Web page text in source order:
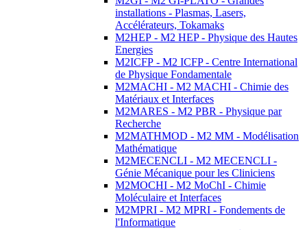
installations - Plasmas, Lasers,
Accélérateurs, Tokamaks
M2HEP - M2 HEP - Physique des Hautes
Energies
M2ICFP - M2 ICFP - Centre International
de Physique Fondamentale
M2MACHI - M2 MACHI - Chimie des
Matériaux et Interfaces
M2MARES - M2 PBR - Physique par
Recherche
M2MATHMOD - M2 MM - Modélisation
Mathématique
M2MECENCLI - M2 MECENCLI -
Génie Mécanique pour les Cliniciens
M2MOCHI - M2 MoChI - Chimie
Moléculaire et Interfaces
M2MPRI - M2 MPRI - Fondements de
l'Informatique